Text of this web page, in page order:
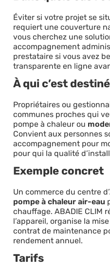
Éviter si votre projet se
requiert une couverture
vous cherchez une
accompagnement
prestataire si vous avez
transparente en ligne
À qui c’est destiné
Propriétaires ou
communes proches qui
pompe à chaleur ou
Convient aux personnes
accompagnement pour
pour qui la qualité
Exemple concret
Un commerce du centre
pompe à chaleur air-eau
chauffage. ABADIE CLIM
l’appareil, organise la
contrat de maintenance
rendement annuel.
Tarifs